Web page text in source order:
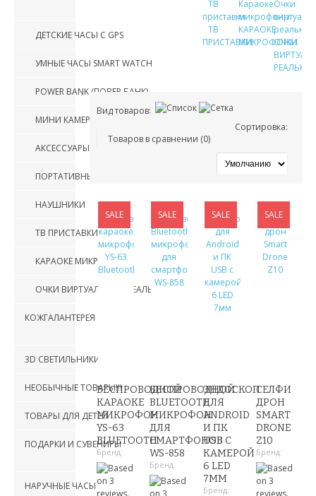
ДЕТСКИЕ ЧАСЫ С GPS
УМНЫЕ ЧАСЫ SMART WATCH
POWER BANK (ПОВЕР БАНК)
МИНИ КАМЕРЫ
АКСЕССУАРЫ ДЛЯ ТЕЛЕФОНОВ
ПОРТАТИВНЫЕ КОЛОНКИ
НАУШНИКИ
ТВ ПРИСТАВКИ
КАРАОКЕ МИКРОФОНЫ
ОЧКИ ВИРТУАЛЬНОЙ РЕАЛЬНОСТИ
КОЖГАЛАНТЕРЕЯ
3D СВЕТИЛЬНИКИ
НЕОБЫЧНЫЕ ТОВАРЫ!!!
ТОВАРЫ ДЛЯ ДЕТЕЙ
ПОДАРКИ И СУВЕНИРЫ
НАРУЧНЫЕ ЧАСЫ
ТВ
ПРИСТАВКИ
КАРАОКЕ
МИКРОФОНЫ
ОЧКИ
Вид товаров:
Товаров в сравнении (0)
Сортировка:
SALE
БЕСПРОВОДНОЙ
КАРАОКЕ
МИКРОФОН
YS-63
BLUETOOTH
Бренд:
SALE
БЕСПРОВОДНОЙ
BLUETOOTH
МИКРОФОН
ДЛЯ
СМАРТФОНОВ
WS-858
Бренд:
SALE
ЭНДОСКОП
ДЛЯ
ANDROID
И ПК
USB С
КАМЕРОЙ
6 LED
7ММ
Бренд:
SALE
СЕЛФИ
ДРОН
SMART
DRONE
Z10
Бренд: